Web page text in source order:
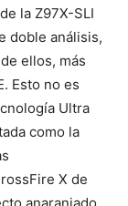
la Z97X-SLI
doble análisis,
ellos, más
Esto no es
Ultra
como la
X de